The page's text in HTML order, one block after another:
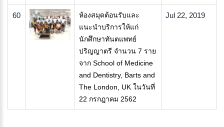
60
ห้องสมุดต้อนรับและ
แนะนำบริการให้แก่
นักศึกษาทันตแพทย์
ปริญญาตรี จำนวน 7 ราย
จาก School of Medicine
and Dentistry, Barts and
The London, UK ในวันที่
22 กรกฎาคม 2562
Jul 22, 2019